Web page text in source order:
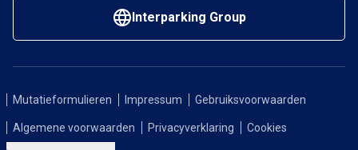
parkeerkosten.
parkeergarage?
Ja, parkeergarage IJDock
beschikt over
laadpunten voor elektrische voertuigen.
Interparking Group
Mutatieformulieren Impressum Gebruiksvoorwaarden
Algemene voorwaarden Privacyverklaring Cookies